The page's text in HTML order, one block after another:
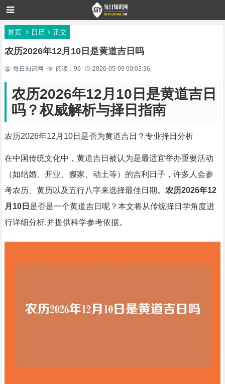
首页 日历 正文
农历2026年12月10日是黄道吉日吗
每日知识网 阅读：96 2026-05-09 00:03:36
农历2026年12月10日是黄道吉日
吗？权威解析与择日指南
农历2026年12月10日是否为黄道吉日？专业择日分析
在中国传统文化中，黄道吉日被认为是最适宜举办重要活动
（如结婚、开业、搬家、动土等）的吉利日子，许多人会参
考农历、黄历以及五行八字来选择最佳日期。 农历2026年12
月10日 是否是一个黄道吉日呢？本文将从传统择日学角度进
行详细分析,并提供科学参考依据。